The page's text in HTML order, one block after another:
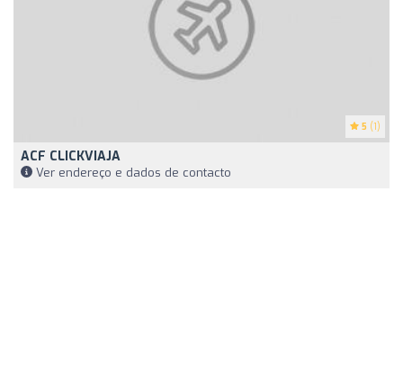
5 (1)
ACF CLICKVIAJA
Ver endereço e dados de contacto